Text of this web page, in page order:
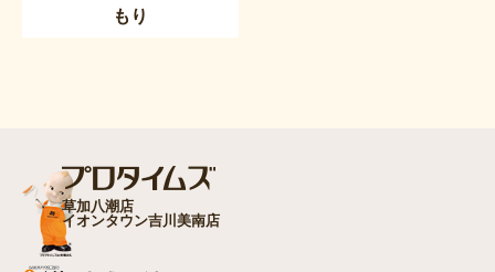
もり
草加八潮店
イオンタウン吉川美南店